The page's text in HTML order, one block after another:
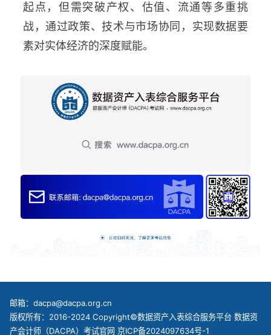
起点，但需突破产权、估值、流通等多重挑
战，通过政策、技术与市场协同，实现数据要
素对实体经济的深度赋能。
邮箱：dacpa@dacpa.org.cn
版权所有：2016-2024 Copyright©数据资产入表综合服务平台 数据资
产会计师（DACPA）考试官网 京ICP备2024097634号-1